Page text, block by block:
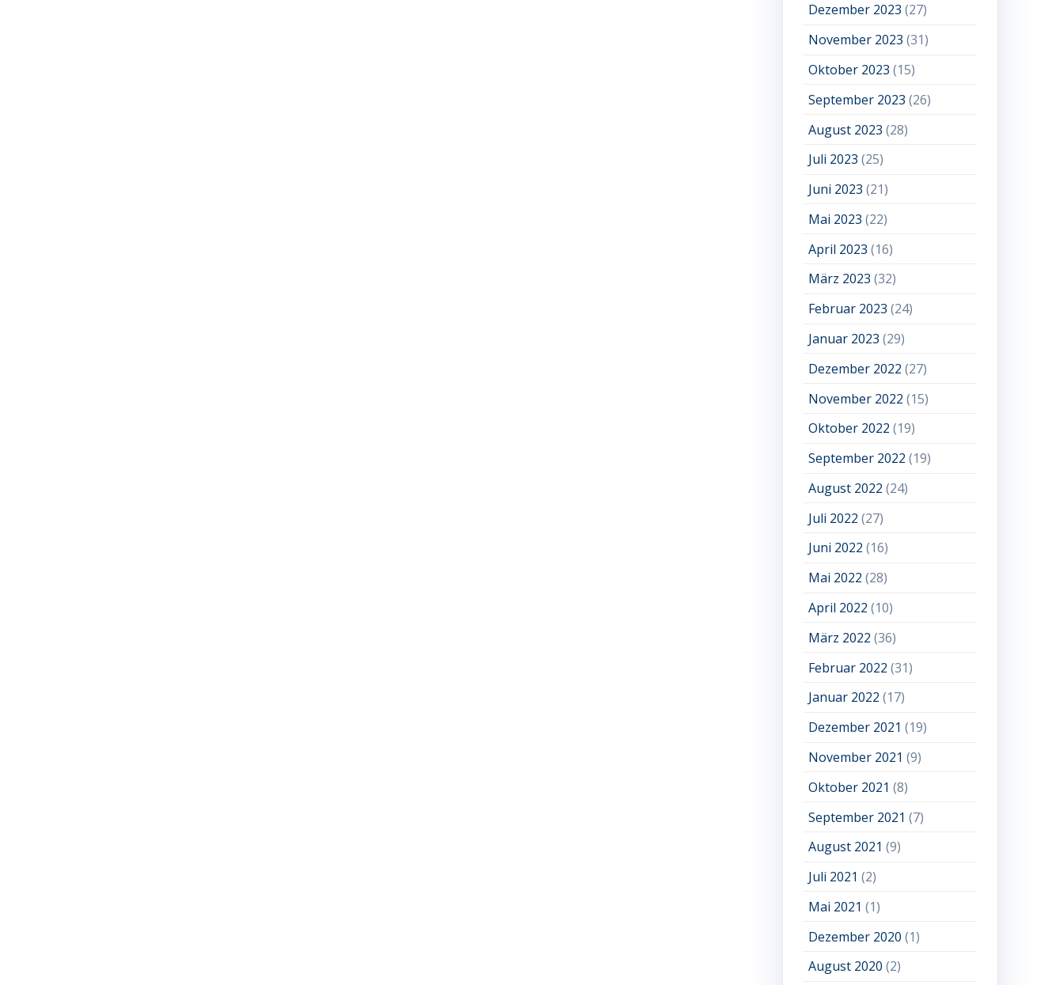
Dezember 2023 (27)
November 2023 (31)
Oktober 2023 (15)
September 2023 (26)
August 2023 (28)
Juli 2023 (25)
Juni 2023 (21)
Mai 2023 (22)
April 2023 (16)
März 2023 (32)
Februar 2023 (24)
Januar 2023 (29)
Dezember 2022 (27)
November 2022 (15)
Oktober 2022 (19)
September 2022 (19)
August 2022 (24)
Juli 2022 (27)
Juni 2022 (16)
Mai 2022 (28)
April 2022 (10)
März 2022 (36)
Februar 2022 (31)
Januar 2022 (17)
Dezember 2021 (19)
November 2021 (9)
Oktober 2021 (8)
September 2021 (7)
August 2021 (9)
Juli 2021 (2)
Mai 2021 (1)
Dezember 2020 (1)
August 2020 (2)